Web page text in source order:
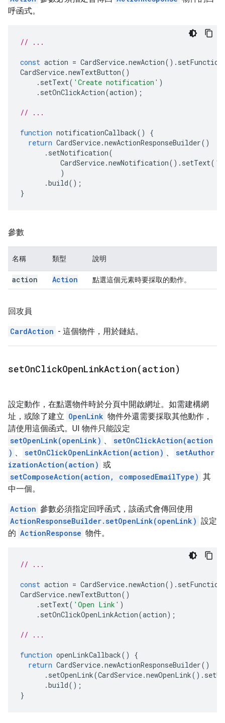
呼函式。
// ...
const action = CardService.newAction().
CardService.newTextButton()
. setText( 'Create notification' )
. setOnClickAction(action);
// ...
function notificationCallback()
{
return CardService.newActionResponseBuilder()
. setNotification(
CardService.newNotification(). setText(
)
.build();
}
參數
名稱 類型 說明
action Action 點選這個元素時要採取的動作。
回攻員
CardAction - 這個物件，用於鏈結。
setOnClickOpenLinkAction(action)
設定動作，在點選物件時於分頁中開啟網址。如需建構網
址，或除了建立 OpenLink 物件外還需要採取其他動作，
請使用這個函式。UI 物件只能設定
setOpenLink(openLink) 、
setOnClickAction(action
) 、 setOnClickOpenLinkAction(action) 、
setAuthor
izationAction(action) 或
setComposeAction(action, composedEmailType) 其
中一個。
Action 參數必須指定回呼函式，該函式會傳回使用
ActionResponseBuilder.setOpenLink(openLink) 設定
的 ActionResponse 物件。
// ...
const action = CardService.newAction().
CardService.newTextButton()
. setText( 'Open Link' )
. setOnClickOpenLinkAction(action);
// ...
function openLinkCallback()
{
return CardService.newActionResponseBuilder()
. setOpenLink(CardService.newOpenLink().
.build();
}